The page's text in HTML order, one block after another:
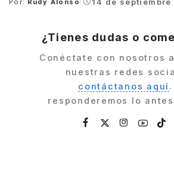
Posted
Por: Rudy Alonso 14 de
¿Tienes dudas o
Conéctate con nosotros
nuestras redes
contáctanos aquí
responderemos lo